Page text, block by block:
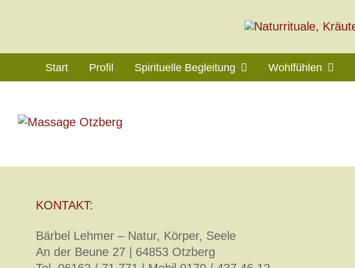
Start Profil Spirituelle Begleitung Wohlfühlen
KONTAKT:
Bärbel Lehmer – Natur, Körper, Seele
An der Beune 27 | 64853 Otzberg